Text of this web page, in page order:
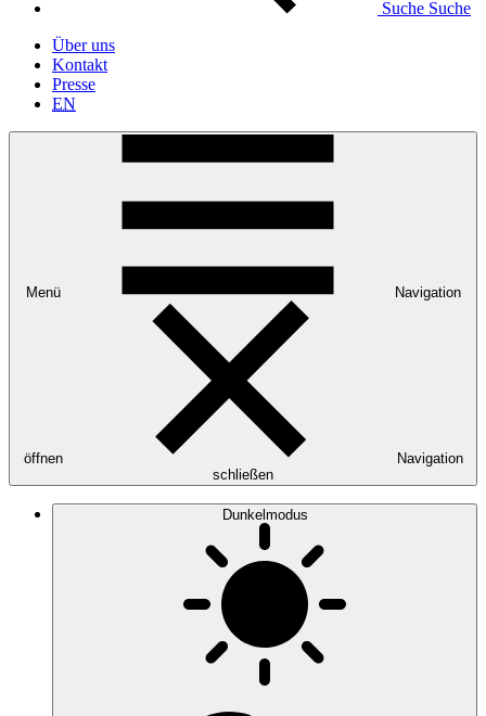
Suche Suche
Über uns
Kontakt
Presse
EN
Menü Navigation
öffnen
Navigation
schließen
Dunkelmodus